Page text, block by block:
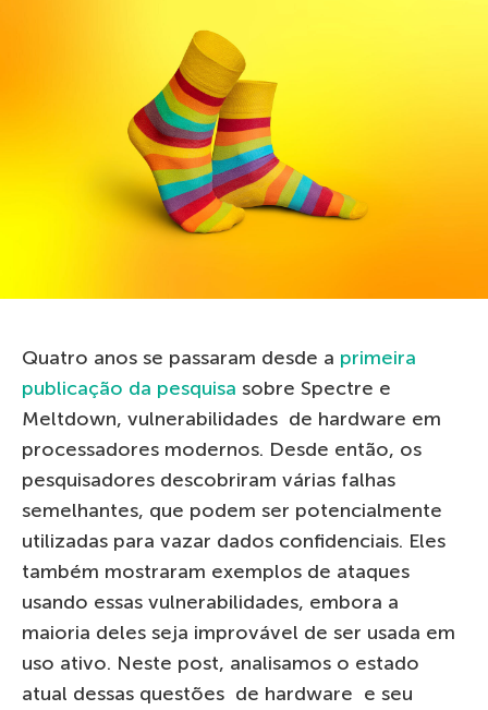
Quatro anos se passaram desde a primeira
publicação da pesquisa sobre Spectre e
Meltdown, vulnerabilidades de hardware em
processadores modernos. Desde então, os
pesquisadores descobriram várias falhas
semelhantes, que podem ser potencialmente
utilizadas para vazar dados confidenciais. Eles
também mostraram exemplos de ataques
usando essas vulnerabilidades, embora a
maioria deles seja improvável de ser usada em
uso ativo. Neste post, analisamos o estado
atual dessas questões de hardware e seu